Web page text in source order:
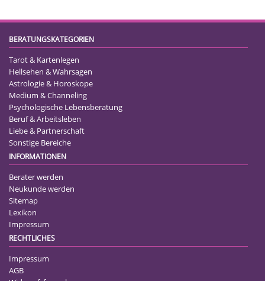
BERATUNGSKATEGORIEN
Tarot & Kartenlegen
Hellsehen & Wahrsagen
Astrologie & Horoskope
Medium & Channeling
Psychologische Lebensberatung
Beruf & Arbeitsleben
Liebe & Partnerschaft
Sonstige Bereiche
INFORMATIONEN
Berater werden
Neukunde werden
Sitemap
Lexikon
Impressum
RECHTLICHES
Impressum
AGB